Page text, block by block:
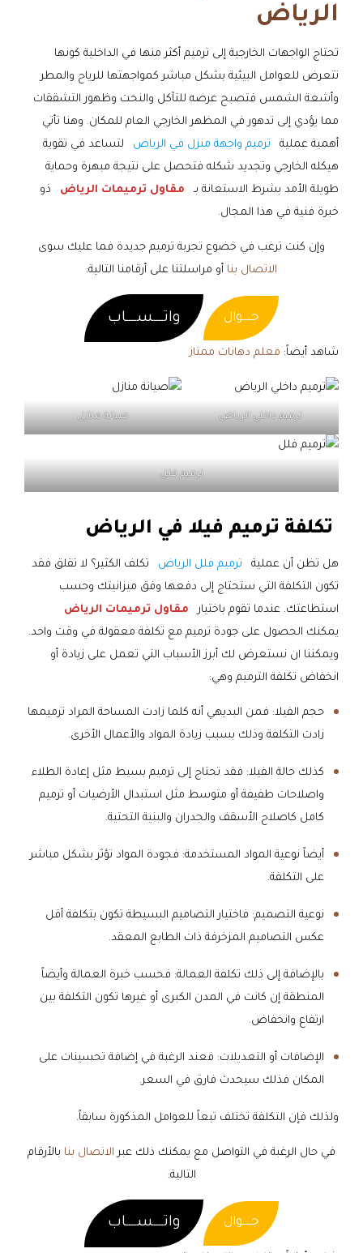
الرياض
تحتاج الواجهات الخارجية إلى ترميم أكثر منها في الداخلية كونها
تتعرض للعوامل البيئية بشكل مباشر كمواجهتها للرياح والمطر
وأشعة الشمس فتصبح عرضه للتآكل والنحت وظهور التشققات
مما يؤدي إلى تدهور في المظهر الخارجي العام للمكان. وهنا تأتي
أهمية عملية
ترميم واجهة منزل في الرياض
لتساعد في تقوية
هيكله الخارجي وتجديد شكله فتحصل على نتيجة مبهرة وحماية
طويلة الأمد بشرط الاستعانة بـ
مقاول ترميمات الرياض
ذو
خبرة فنية في هذا المجال.
وإن كنت ترغب في خضوع تجربة ترميم جديدة فما عليك سوى
الاتصال بنا أو مراسلتنا على أرقامنا التالية:
جـــــوال واتــــســــاب
شاهد أيضاً: معلم دهانات ممتاز
ترميم داخلي الرياض صيانة منازل
ترميم فلل
تكلفة ترميم فيلا في الرياض
هل تظن أن عملية ترميم فلل الرياض
تكلف الكثير؟ لا تقلق فقد
تكون التكلفة التي ستحتاج إلى دفعها وفق ميزانيتك وحسب
استطاعتك. عندما تقوم باختيار
مقاول ترميمات الرياض
يمكنك الحصول على جودة ترميم مع تكلفة معقولة في وقت واحد.
ويمكننا ان نستعرض لك أبرز الأسباب التي تعمل على زيادة أو
انخفاض تكلفة الترميم وهي:
حجم الفيلا: فمن البديهي أنه كلما زادت المساحة المراد ترميمها
زادت التكلفة وذلك بسبب زيادة المواد والأعمال الأخرى.
كذلك حالة الفيلا: فقد تحتاج إلى ترميم بسيط مثل إعادة الطلاء
واصلاحات طفيفة أو متوسط مثل استبدال الأرضيات أو ترميم
كامل كاصلاح الأسقف والجدران والبنية التحتية.
أيضاً نوعية المواد المستخدمة: فجودة المواد تؤثر بشكل مباشر
على التكلفة.
نوعية التصميم: فاختيار التصاميم البسيطة تكون بتكلفة أقل
عكس التصاميم المزخرفة ذات الطابع المعقد.
بالإضافة إلى ذلك تكلفة العمالة: فحسب خبرة العمالة وأيضاً
المنطقة إن كانت في المدن الكبرى أو غيرها تكون التكلفة بين
ارتفاع وانخفاض.
الإضافات أو التعديلات: فعند الرغبة في إضافة تحسينات على
المكان فذلك سيحدث فارق في السعر.
ولذلك فإن التكلفة تختلف تبعاً للعوامل المذكورة سابقاً.
في حال الرغبة في التواصل مع يمكنك ذلك عبر الاتصال بنا بالأرقام
التالية:
جـــــوال واتــــســــاب